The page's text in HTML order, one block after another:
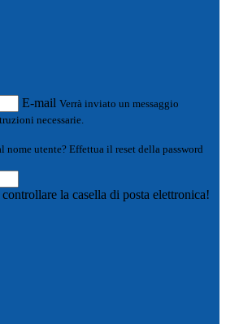
E-mail Verrà inviato un messaggio
necessarie.
nome utente? Effettua il reset della password
la casella di posta elettronica!